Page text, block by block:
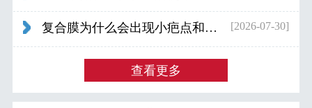
复合膜为什么会出现小疤点和波浪纹... [2026-07-30]
查看更多